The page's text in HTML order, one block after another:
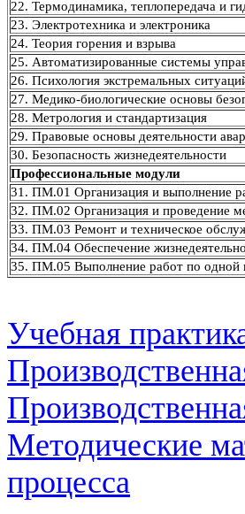
22. Термодинамика, теплопередача и
23. Электротехника и электроника
24. Теория горения и взрыва
25. Автоматизированные системы
26. Психология экстремальных
27. Медико-биологические основы
28. Метрология и стандартизация
29. Правовые основы деятельности
30. Безопасность жизнедеятельности
Профессиональные модули
31. ПМ.01 Организация и выполнение
32. ПМ.02 Организация и проведение
33. ПМ.03 Ремонт и техническое
34. ПМ.04 Обеспечение
35. ПМ.05 Выполнение работ по одной
Учебная
Методические
процесса